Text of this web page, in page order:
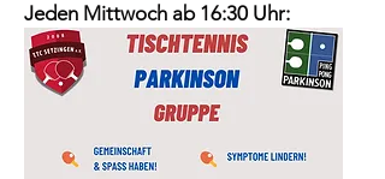
Jeden Mittwoch ab 16:30 Uhr: